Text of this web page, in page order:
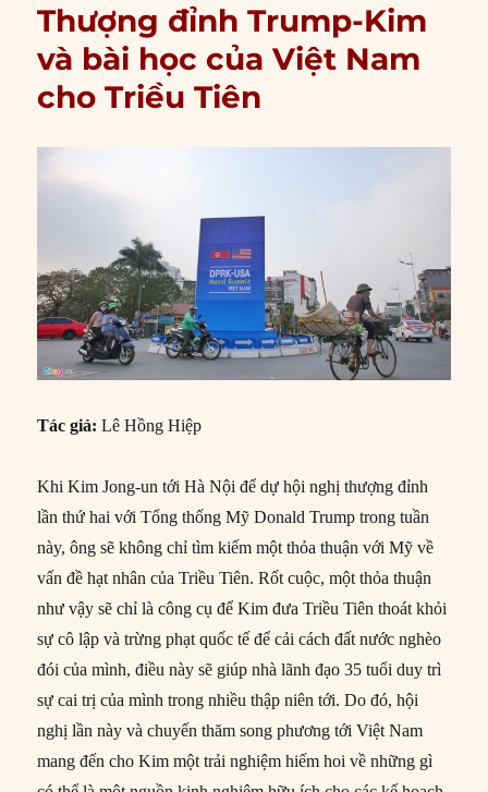
Thượng đỉnh Trump-Kim
và bài học của Việt Nam
cho Triều Tiên
Tác giả: Lê Hồng Hiệp
Khi Kim Jong-un tới Hà Nội để dự hội nghị thượng đỉnh
lần thứ hai với Tổng thống Mỹ Donald Trump trong tuần
này, ông sẽ không chỉ tìm kiếm một thỏa thuận với Mỹ về
vấn đề hạt nhân của Triều Tiên. Rốt cuộc, một thỏa thuận
như vậy sẽ chỉ là công cụ để Kim đưa Triều Tiên thoát khỏi
sự cô lập và trừng phạt quốc tế để cải cách đất nước nghèo
đói của mình, điều này sẽ giúp nhà lãnh đạo 35 tuổi duy trì
sự cai trị của mình trong nhiều thập niên tới. Do đó, hội
nghị lần này và chuyến thăm song phương tới Việt Nam
mang đến cho Kim một trải nghiệm hiếm hoi về những gì